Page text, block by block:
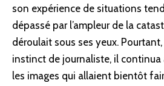
son expérience de situations
dépassé par l’ampleur de la
déroulait sous ses yeux.
instinct de journaliste, il
les images qui allaient bientôt